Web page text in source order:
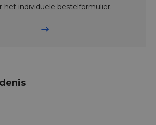
het individuele bestelformulier.